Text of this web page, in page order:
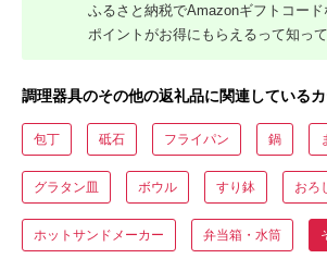
ふるさと納税でAmazonギフトコード
ポイントがお得にもらえるって知っ
調理器具のその他の返礼品に関連しているカ
包丁 砥石 フライパン 鍋
グラタン皿 ボウル すり鉢 おろ
ホットサンドメーカー 弁当箱・水筒